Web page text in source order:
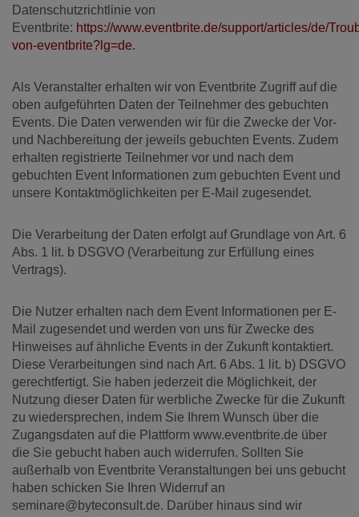
Datenschutzrichtlinie von
Eventbrite: https://www.eventbrite.de/support/articles/de/
von-eventbrite?lg=de.
Als Veranstalter erhalten wir von Eventbrite Zugriff auf die
oben aufgeführten Daten der Teilnehmer des gebuchten
Events. Die Daten verwenden wir für die Zwecke der Vor-
und Nachbereitung der jeweils gebuchten Events. Zudem
erhalten registrierte Teilnehmer vor und nach dem
gebuchten Event Informationen zum gebuchten Event und
unsere Kontaktmöglichkeiten per E-Mail zugesendet.
Die Verarbeitung der Daten erfolgt auf Grundlage von Art. 6
Abs. 1 lit. b DSGVO (Verarbeitung zur Erfüllung eines
Vertrags).
Die Nutzer erhalten nach dem Event Informationen per E-
Mail zugesendet und werden von uns für Zwecke des
Hinweises auf ähnliche Events in der Zukunft kontaktiert.
Diese Verarbeitungen sind nach Art. 6 Abs. 1 lit. b) DSGVO
gerechtfertigt. Sie haben jederzeit die Möglichkeit, der
Nutzung dieser Daten für werbliche Zwecke für die Zukunft
zu wiedersprechen, indem Sie Ihrem Wunsch über die
Zugangsdaten auf die Plattform www.eventbrite.de über
die Sie gebucht haben auch widerrufen. Sollten Sie
außerhalb von Eventbrite Veranstaltungen bei uns gebucht
haben schicken Sie Ihren Widerruf an
seminare@byteconsult.de. Darüber hinaus sind wir